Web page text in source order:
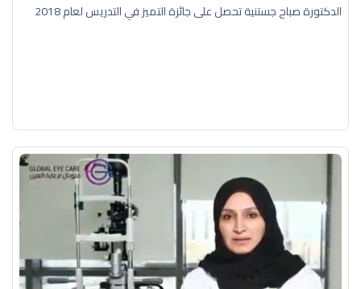
الدكتورة صباح جستنية تحصل على جائزة التميز في التدريس لعام 2018